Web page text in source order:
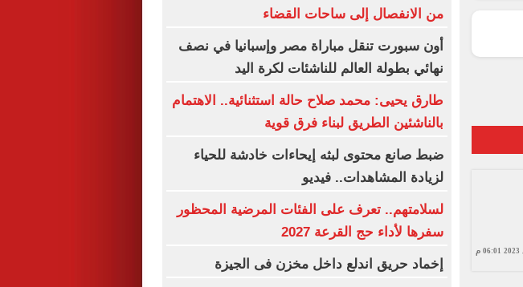
من الانفصال إلى ساحات القضاء
أون سبورت تنقل مباراة مصر وإسبانيا في نصف
نهائي بطولة العالم للناشئات لكرة اليد
طارق يحيى: محمد صلاح حالة استثنائية.. الاهتمام
بالناشئين الطريق لبناء فرق قوية
ضبط صانع محتوى لبثه إيحاءات خادشة للحياء
لزيادة المشاهدات.. فيديو
لسلامتهم.. تعرف على الفئات المرضية المحظور
سفرها لأداء حج القرعة 2027
إخماد حريق اندلع داخل مخزن فى الجيزة